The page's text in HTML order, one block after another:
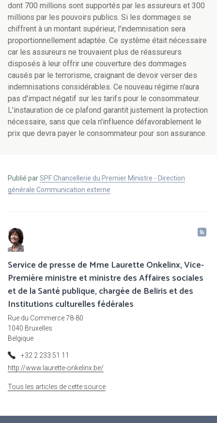
dont 700 millions sont supportés par les assureurs et 300
millions par les pouvoirs publics. Si les dommages se
chiffrent à un montant supérieur, l'indemnisation sera
proportionnellement adaptée. Ce système était nécessaire
car les assureurs ne trouvaient plus de réassureurs
disposés à leur offrir une couverture des dommages
causés par le terrorisme, craignant de devoir verser des
indemnisations considérables. Ce nouveau régime n'aura
pas d'impact négatif sur les tarifs pour le consommateur.
L'instauration de ce plafond garantit justement la protection
nécessaire, sans que cela n'influence défavorablement le
prix que devra payer le consommateur pour son assurance.
Publié parSPF Chancellerie du Premier Ministre - Direction
générale Communication externe
Service de presse de Mme Laurette Onkelinx, Vice-
Première ministre et ministre des Affaires sociales
et de la Santé publique, chargée de Beliris et des
Institutions culturelles fédérales
Rue du Commerce 78-80
1040 Bruxelles
Belgique
+32 2 233 51 11
http://www.laurette-onkelinx.be/
Tous les articles de cette source